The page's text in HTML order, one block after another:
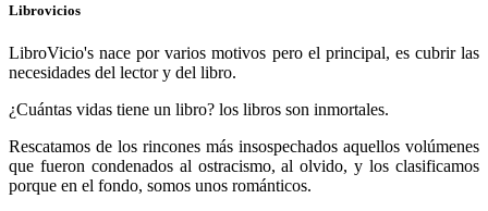
Librovicios
LibroVicio's nace por varios motivos pero el principal, es cubrir las
necesidades del lector y del libro.
¿Cuántas vidas tiene un libro? los libros son inmortales.
Rescatamos de los rincones más insospechados aquellos volúmenes
que fueron condenados al ostracismo, al olvido, y los clasificamos
porque en el fondo, somos unos románticos.